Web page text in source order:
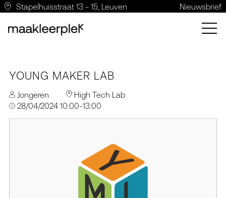
Stapelhuisstraat 13 - 15, Leuven Nieuwsbrief
YOUNG MAKER LAB
Jongeren
High Tech Lab
28/04/2024 10:00-13:00